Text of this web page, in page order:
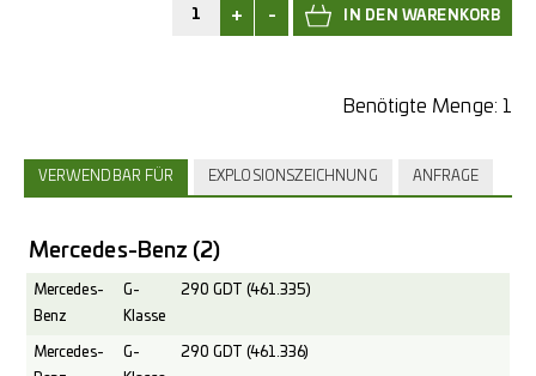
+ -
Benötigte Menge: 1
VERWENDBAR FÜR EXPLOSIONSZEICHNUNG ANFRAGE
Mercedes-Benz (2)
Mercedes-
Benz
G-
Klasse
290 GDT (461.335)
Mercedes-
G-
290 GDT (461.336)